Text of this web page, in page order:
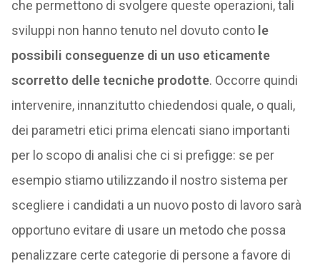
che permettono di svolgere queste operazioni, tali
sviluppi non hanno tenuto nel dovuto conto le
possibili conseguenze di un uso eticamente
scorretto delle tecniche prodotte. Occorre quindi
intervenire, innanzitutto chiedendosi quale, o quali,
dei parametri etici prima elencati siano importanti
per lo scopo di analisi che ci si prefigge: se per
esempio stiamo utilizzando il nostro sistema per
scegliere i candidati a un nuovo posto di lavoro sarà
opportuno evitare di usare un metodo che possa
penalizzare certe categorie di persone a favore di